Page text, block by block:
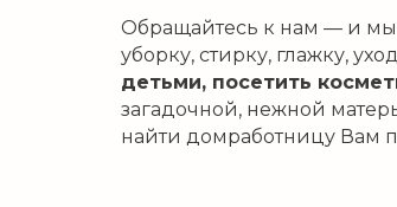
Обращайтесь к нам — и мы
уборку, стирку, глажку,
детьми, посетить
загадочной, нежной
найти домработницу Вам